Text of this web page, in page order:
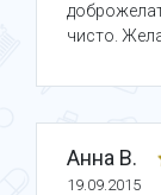
чисто.
Анна В.
19.09.2015